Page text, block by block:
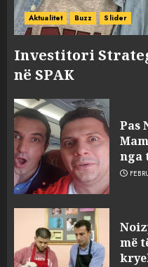
Aktualitet Buzz Slider
Investitori
në SPAK
Pas
nga
më